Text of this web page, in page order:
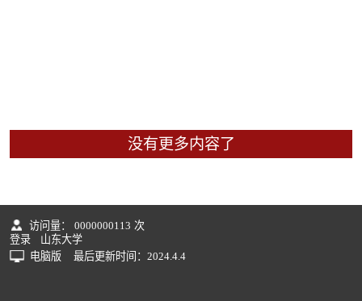
没有更多内容了
访问量： 0000000113 次
登录
山东大学
电脑版
最后更新时间： 2024. 4. 4